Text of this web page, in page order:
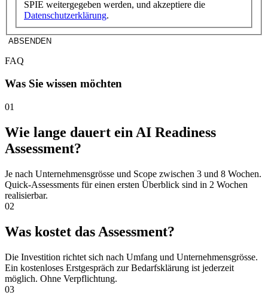
SPIE weitergegeben werden, und akzeptiere die
Datenschutzerklärung.
ABSENDEN
FAQ
Was Sie wissen möchten
01
Wie lange dauert ein AI Readiness
Assessment?
Je nach Unternehmensgrösse und Scope zwischen 3 und 8 Wochen.
Quick-Assessments für einen ersten Überblick sind in 2 Wochen
realisierbar.
02
Was kostet das Assessment?
Die Investition richtet sich nach Umfang und Unternehmensgrösse.
Ein kostenloses Erstgespräch zur Bedarfsklärung ist jederzeit
möglich. Ohne Verpflichtung.
03